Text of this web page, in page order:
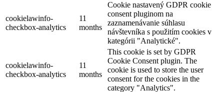
cookielawinfo-
checkbox-analytics
11
months
Cookie nastavený GDPR cookie
consent pluginom na
zaznamenávanie súhlasu
návštevníka s použitím cookies v
kategórii "Analytické".
cookielawinfo-
checkbox-analytics
11
months
This cookie is set by GDPR
Cookie Consent plugin. The
cookie is used to store the user
consent for the cookies in the
category "Analytics".